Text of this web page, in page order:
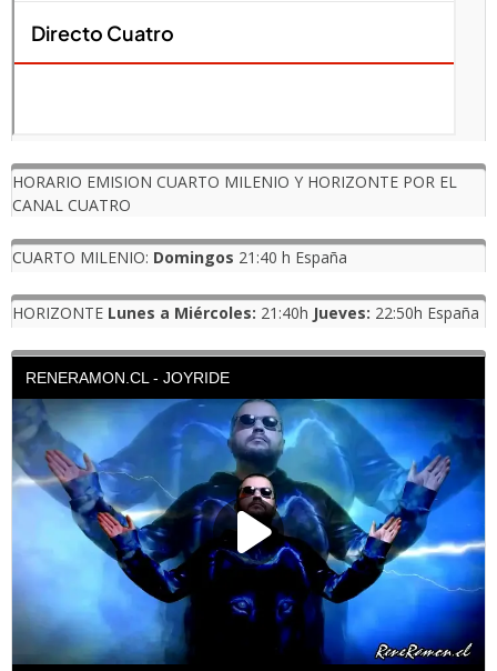
HORARIO EMISION CUARTO MILENIO Y HORIZONTE POR EL
CANAL CUATRO
CUARTO MILENIO: Domingos 21:40 h España
HORIZONTE Lunes a Miércoles: 21:40h Jueves: 22:50h España